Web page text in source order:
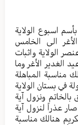
اسبوع الولاية
الى الخامس
الولاية واثبات
الغدير الأغر وما
مناسبة المباهلة
في بستان الولاية
ونزول آية
عذراً لنزول آية
هنالك مناسبة